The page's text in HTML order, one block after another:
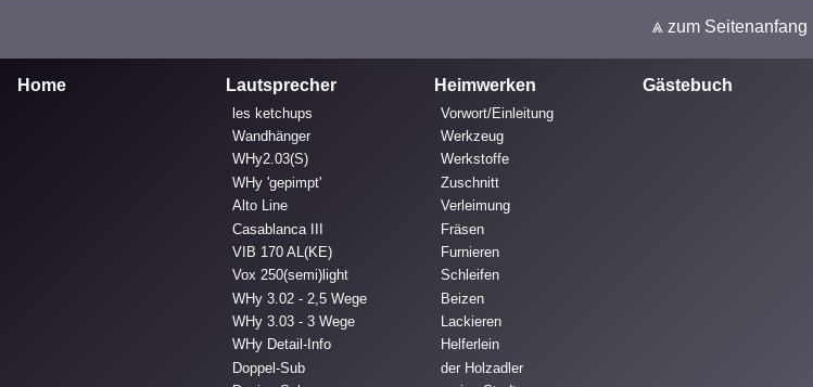
⩓ zum Seitenanfang
Home Lautsprecher
les ketchups
Wandhänger
WHy2.03(S)
WHy 'gepimpt'
Alto Line
Casablanca III
VIB 170 AL(KE)
Vox 250(semi)light
WHy 3.02 - 2,5 Wege
WHy 3.03 - 3 Wege
WHy Detail-Info
Doppel-Sub
Heimwerken
Vorwort/Einleitung
Werkzeug
Werkstoffe
Zuschnitt
Verleimung
Fräsen
Furnieren
Schleifen
Beizen
Lackieren
Helferlein
der Holzadler
Gästebuch